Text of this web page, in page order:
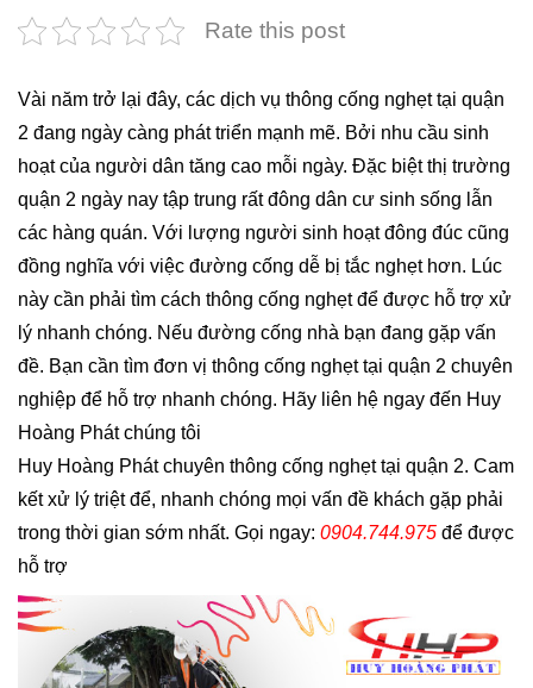
Rate this post
Vài năm trở lại đây, các dịch vụ thông cống nghẹt tại quận
2 đang ngày càng phát triển mạnh mẽ. Bởi nhu cầu sinh
hoạt của người dân tăng cao mỗi ngày. Đặc biệt thị trường
quận 2 ngày nay tập trung rất đông dân cư sinh sống lẫn
các hàng quán. Với lượng người sinh hoạt đông đúc cũng
đồng nghĩa với việc đường cống dễ bị tắc nghẹt hơn. Lúc
này cần phải tìm cách thông cống nghẹt để được hỗ trợ xử
lý nhanh chóng. Nếu đường cống nhà bạn đang gặp vấn
đề. Bạn cần tìm đơn vị thông cống nghẹt tại quận 2 chuyên
nghiệp để hỗ trợ nhanh chóng. Hãy liên hệ ngay đến Huy
Hoàng Phát chúng tôi
Huy Hoàng Phát chuyên thông cống nghẹt tại quận 2. Cam
kết xử lý triệt để, nhanh chóng mọi vấn đề khách gặp phải
trong thời gian sớm nhất. Gọi ngay: 0904.744.975 để được
hỗ trợ